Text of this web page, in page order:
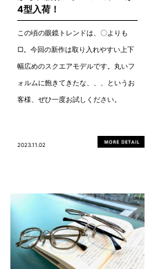
4型入荷！
この頃の眼鏡トレンドは、〇よりも
▢。今回の新作は取り入れやすい上下
幅広めのスクエアモデルです。丸いフ
ォルムに飽きてきたな、、、というお
客様、ぜひ一度お試しください。
2023.11.02